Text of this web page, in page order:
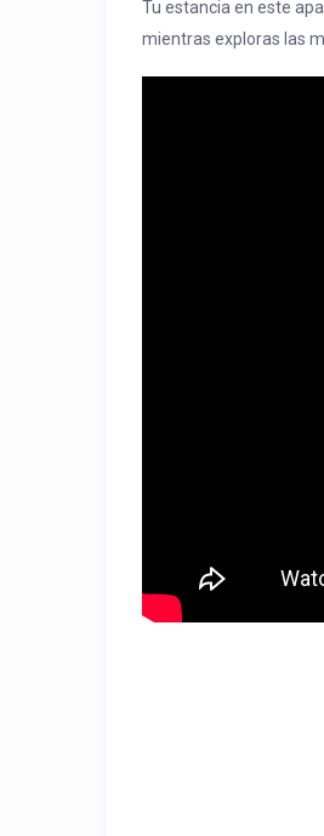
Tu estancia en este
mientras exploras las